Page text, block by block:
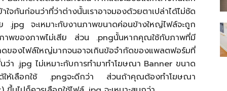
จกันก่อนว่าที่ว่าต่างนั้นเราอาจมองด้วยตาเปล่าได้ไม่ชัด
.jpg จะเหมาะกับงานภาพขนาดค่อนข้างใหญ่ไฟล์จะถูก
าพของภาพไม่เสีย ส่วน .pngนั้นหากคุณใช้กับภาพที่มี
ของไฟล์ใหญ่มากจนอาจเกินข้อจำกัดของแพลตฟอร์มที่
.jpg ไม่เหมาะกับการทำมาทำโฆษณา Banner ขนาด
ได้ให้เลือกใช้ .pngจะดีกว่า ส่วนถ้าคุณต้องทำโฆษณา